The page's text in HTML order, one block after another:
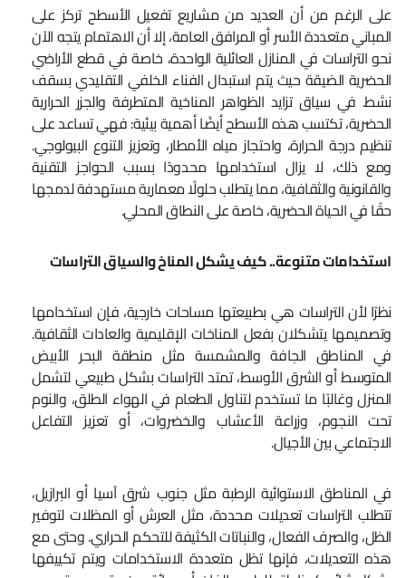
على الرغم من أن العديد من مشاريع تفعيل الأسطح تركز على
المباني متعددة الأسر أو المرافق العامة، إلا أن الاهتمام يتجه الآن
نحو التراسات في المنازل العائلية الواحدة، خاصة في قطع الأراضي
الحضرية الضيقة حيث يتم استبدال الفناء الخلفي التقليدي بسقف
نشط. في سياق تزايد الظواهر المناخية المتطرفة والجزر الحرارية
الحضرية، تكتسب هذه الأسطح أيضًا أهمية بيئية: فهي تساعد على
تنظيم درجة الحرارة، واحتجاز مياه الأمطار، وتعزيز التنوع البيولوجي.
ومع ذلك، لا يزال استخدامها محدودًا بسبب الحواجز التقنية
والقانونية والثقافية، مما يتطلب حلولًا معمارية مستهدفة لدمجها
حقًا في الحياة الحضرية، خاصة على النطاق المحلي.
استخدامات متنوعة.. كيف يشكل المناخ والسياق التراسات
نظرًا لأن التراسات هي بطبيعتها مساحات خارجية، فإن استخدامها
وتصميمها يتشكلان بفعل المناخات الإقليمية والعادات الثقافية.
في المناطق الجافة والمشمسة مثل منطقة البحر الأبيض
المتوسط أو الشرق الأوسط، تمتد التراسات بشكل طبيعي لتشمل
المنزل وغالبًا ما تستخدم لتناول الطعام في الهواء الطلق، والنوم
تحت النجوم، وزراعة الأعشاب والخضروات، أو تعزيز التفاعل
الاجتماعي بين الأجيال.
في المناطق الاستوائية الرطبة مثل جنوب شرق آسيا أو البرازيل،
تتطلب التراسات تعديلات محددة، مثل العرش أو المظلات لتوفير
الظل، والصرف الفعال، والنباتات الكثيفة للتحكم الحراري. وحتى مع
هذه التعديلات، فإنها تظل متعددة الاستخدامات ويتم تكييفها